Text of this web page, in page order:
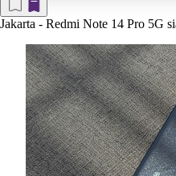
Jakarta - Redmi Note 14 Pro 5G